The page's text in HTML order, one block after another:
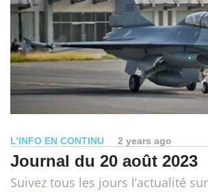
L’INFO EN CONTINU 2 years ago
Journal du 20 août 2023
Suivez tous les jours l’actualité